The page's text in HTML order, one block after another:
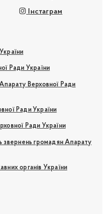
Інстаграм
Ради України
Верховної Ради
Ради України
Ради України
звернень громадян Апарату
органів України